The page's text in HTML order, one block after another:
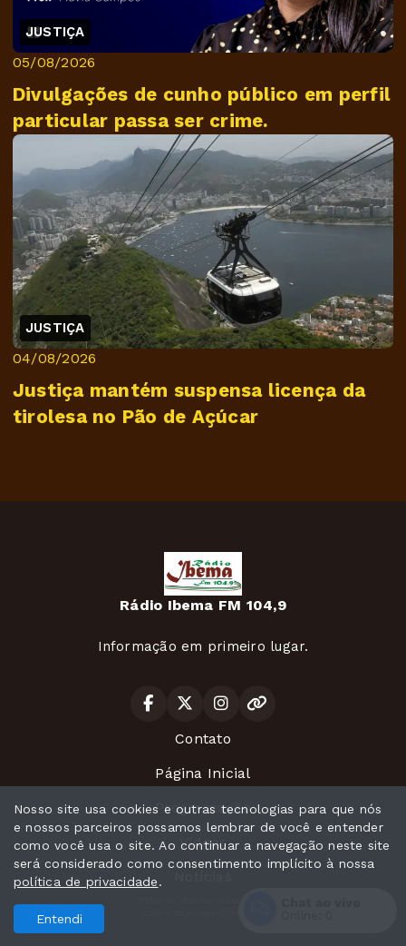
JUSTIÇA
05/08/2026
Divulgações de cunho público em perfil
particular passa ser crime.
JUSTIÇA
04/08/2026
Justiça mantém suspensa licença da
tirolesa no Pão de Açúcar
Rádio Ibema FM 104,9
Informação em primeiro lugar.
Contato
Página Inicial
Programação
Vídeos
Nosso site usa cookies e outras tecnologias para que nós
e nossos parceiros possamos lembrar de você e entender
como você usa o site. Ao continuar a navegação neste site
será considerado como consentimento implícito à nossa
política de privacidade.
Entendi